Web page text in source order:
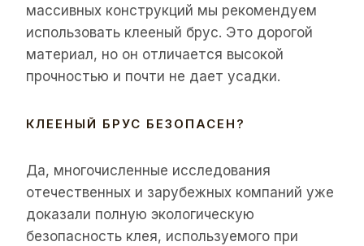
массивных конструкций мы рекомендуем
использовать клееный брус. Это дорогой
материал, но он отличается высокой
прочностью и почти не дает усадки.
КЛЕЕНЫЙ БРУС БЕЗОПАСЕН?
Да, многочисленные исследования
отечественных и зарубежных компаний уже
доказали полную экологическую
безопасность клея, используемого при